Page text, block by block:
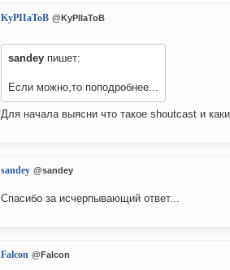
KyPIIaToB @KyPIIaToB
sandey пишет:
Если можно,то поподробнее...
Для начала выясни что такое shoutcast и
sandey @sandey
Спасибо за исчерпывающий ответ...
Falcon @Falcon